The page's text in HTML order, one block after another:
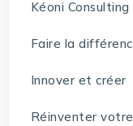
Kéoni
Faire la
Innover et créer
Réinventer